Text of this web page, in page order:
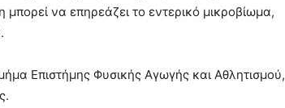
να επηρεάζει το εντερικό μικροβίωμα,
Επιστήμης Φυσικής Αγωγής και Αθλητισμού,